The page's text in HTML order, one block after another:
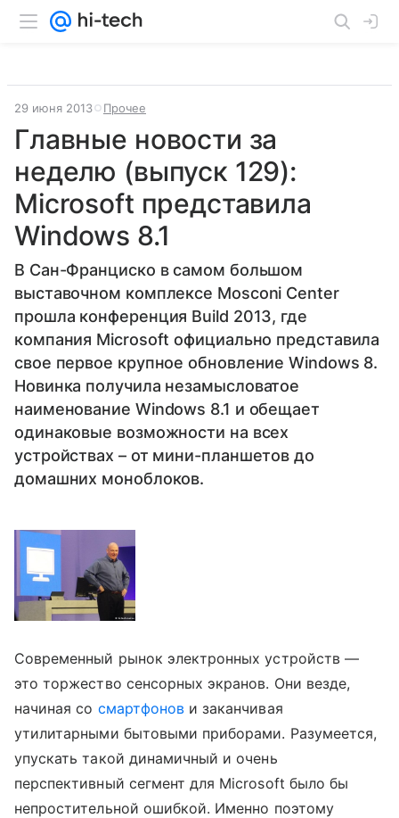
29 июня 2013 Прочее
Главные новости за
неделю (выпуск 129):
Microsoft представила
Windows 8.1
В Сан-Франциско в самом большом
выставочном комплексе Mosconi Center
прошла конференция Build 2013, где
компания Microsoft официально представила
свое первое крупное обновление Windows 8.
Новинка получила незамысловатое
наименование Windows 8.1 и обещает
одинаковые возможности на всех
устройствах – от мини-планшетов до
домашних моноблоков.
Современный рынок электронных устройств —
это торжество сенсорных экранов. Они везде,
начиная со смартфонов и заканчивая
утилитарными бытовыми приборами. Разумеется,
упускать такой динамичный и очень
перспективный сегмент для Microsoft было бы
непростительной ошибкой. Именно поэтому